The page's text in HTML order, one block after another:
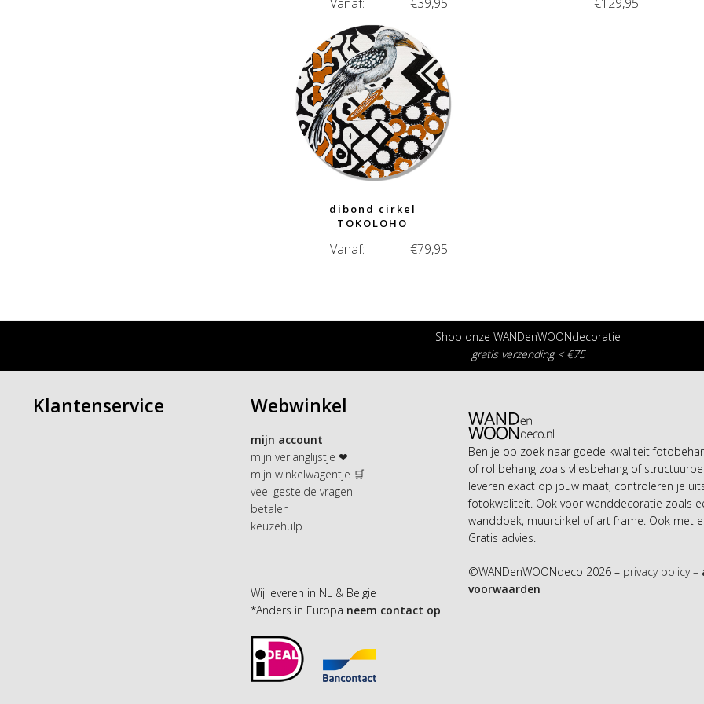
dibond cirkel
TOKOLOHO
Vanaf: €79,95
Shop onze WANDenWOONdecoratie
gratis verzending < €75
Klantenservice Webwinkel
mijn account
mijn verlanglijstje ❤
mijn winkelwagentje 🛒
veel gestelde vragen
betalen
keuzehulp
Wij leveren in NL & Belgie
*Anders in Europa neem contact op
Ben je op zoek naar goede kwaliteit
of rol behang zoals vliesbehang of
leveren exact op jouw maat, controleren je
fotokwaliteit. Ook voor wanddecoratie zoals
wanddoek, muurcirkel of art frame. Ook met
Gratis advies.
©WANDenWOONdeco 2026 – privacy policy –
voorwaarden